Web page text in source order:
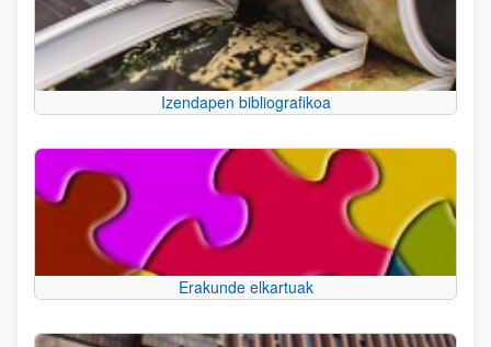
Izendapen bibliografikoa
Erakunde elkartuak